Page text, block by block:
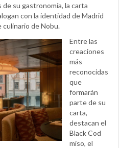
su gastronomía, la carta
con la identidad de Madrid
de Nobu.
Entre las
creaciones
más
reconocidas
que
formarán
parte de su
carta,
destacan el
Black Cod
miso, el